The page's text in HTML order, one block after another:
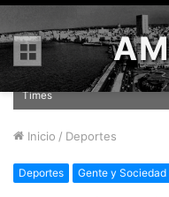
Menú
Altagracia Alvino
Vladimir Guerrero Jr.
Times
Inicio / Deportes
Deportes Gente y Sociedad